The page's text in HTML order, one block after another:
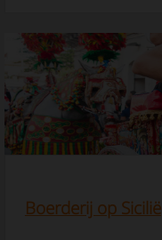
Boerderij op Sicilië